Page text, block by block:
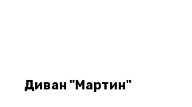
Диван "Мартин"